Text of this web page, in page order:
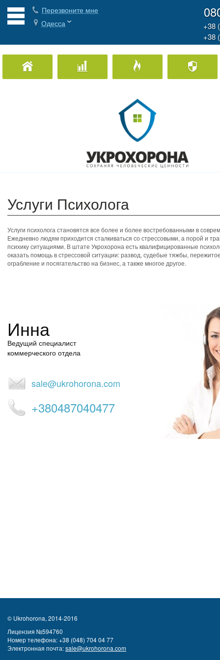
Перезвоните мне
Одесса
+38
+38
Охрана Дома Охрана бизнеса Пожарная охрана
Услуги Психолога
Услуги психолога становятся все более и более востребованными в
Ежедневно людям приходится сталкиваться со стрессовыми, а порой и
психику ситуациями. В штате Укрохорона есть квалифицированные
оказать помощь в стрессовой ситуации: развод, судебые тяжбы,
ограбление и посягательство на бизнес, а также многое другое.
Инна
Ведущий специалист
коммерческого отдела
sale@ukrohorona.com
+380487040477
© Ukrohorona, 2014-2016
Лицензия №594760
Номер телефона:+38 (048) 704 04 77
Электронная почта:sale@ukrohorona.com